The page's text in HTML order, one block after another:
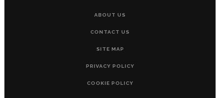
ABOUT US
CONTACT US
SITE MAP
PRIVACY POLICY
COOKIE POLICY